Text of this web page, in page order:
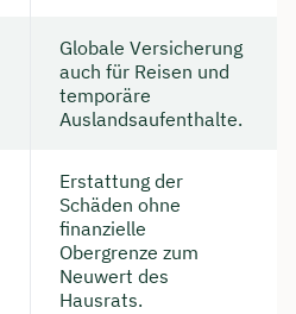
Globale Versicherung
auch für Reisen und
temporäre
Auslandsaufenthalte.
Erstattung der
Schäden ohne
finanzielle
Obergrenze zum
Neuwert des
Hausrats.